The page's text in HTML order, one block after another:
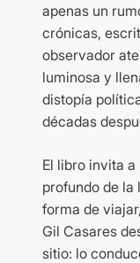
apenas un
crónicas,
observador
luminosa y
distopía
décadas
El libro invita
profundo de la
forma de
Gil Casares
sitio: lo